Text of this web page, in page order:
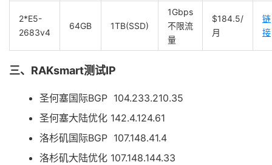
2*E5-
2683v4
64GB 1TB(SSD)
1Gbps
不限流
量
$184.5/
月
链
接
三、RAKsmart测试IP
圣何塞国际BGP 104.233.210.35
圣何塞大陆优化 142.4.124.61
洛杉矶国际BGP 107.148.41.4
洛杉矶大陆优化 107.148.144.33